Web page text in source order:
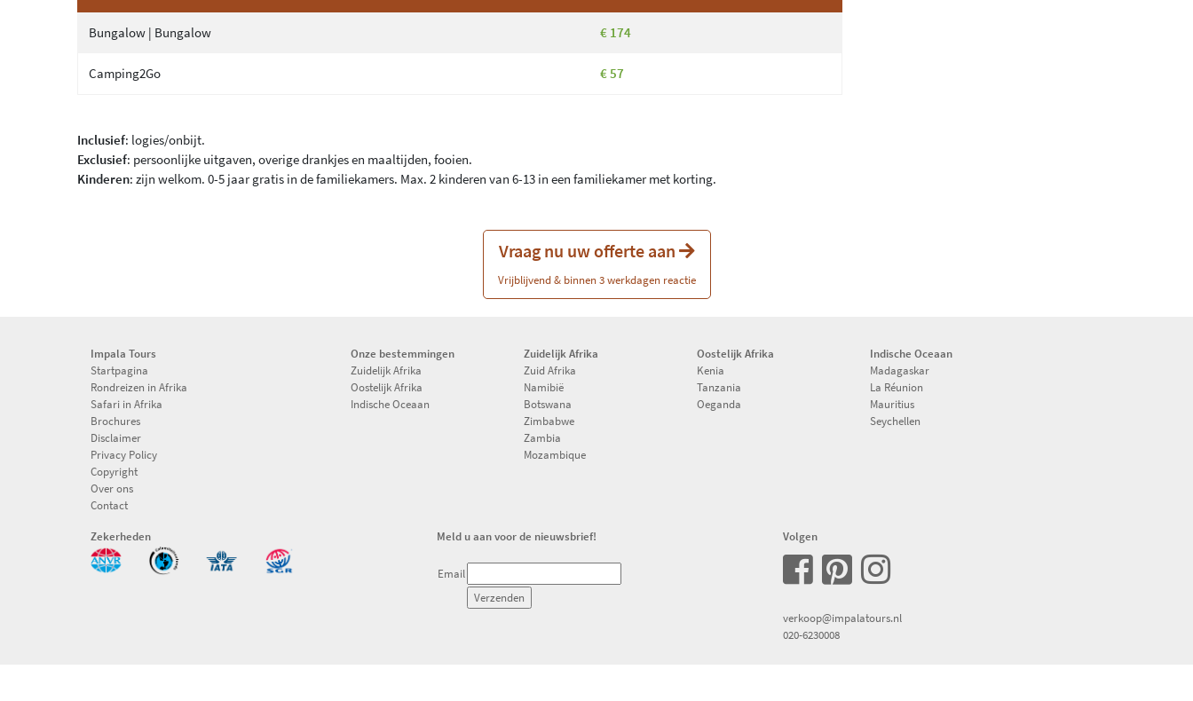
Bungalow | Bungalow € 174
Camping2Go € 57
Inclusief: logies/onbijt.
Exclusief: persoonlijke uitgaven, overige drankjes en maaltijden, fooien.
Kinderen: zijn welkom. 0-5 jaar gratis in de familiekamers. Max. 2 kinderen van 6-13 in een familiekamer met korting.
Vraag nu uw offerte aan
Vrijblijvend & binnen 3 werkdagen reactie
Impala Tours
Startpagina
Rondreizen in Afrika
Safari in Afrika
Brochures
Disclaimer
Privacy Policy
Copyright
Over ons
Contact
Onze bestemmingen
Zuidelijk Afrika
Oostelijk Afrika
Indische Oceaan
Zuidelijk Afrika
Zuid Afrika
Namibië
Botswana
Zimbabwe
Zambia
Mozambique
Oostelijk Afrika
Kenia
Tanzania
Oeganda
Indische Oceaan
Madagaskar
La Réunion
Mauritius
Seychellen
Zekerheden Meld u aan voor de nieuwsbrief!
Email
Volgen
verkoop@impalatours.nl
020-6230008